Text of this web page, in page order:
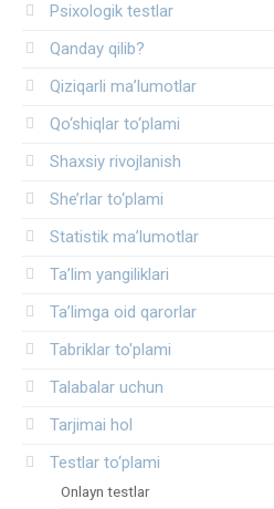
Psixologik testlar
Qanday qilib?
Qiziqarli ma’lumotlar
Qo‘shiqlar to‘plami
Shaxsiy rivojlanish
She’rlar to‘plami
Statistik ma’lumotlar
Ta’lim yangiliklari
Ta’limga oid qarorlar
Tabriklar to'plami
Talabalar uchun
Tarjimai hol
Testlar to‘plami
Onlayn testlar